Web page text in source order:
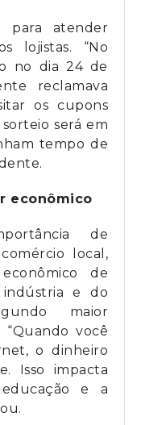
para atender
lojistas. “No
no dia 24 de
reclamava
os cupons
será em
tempo de
econômico
de
local,
de
indústria e do
maior
você
o dinheiro
Isso impacta
e a